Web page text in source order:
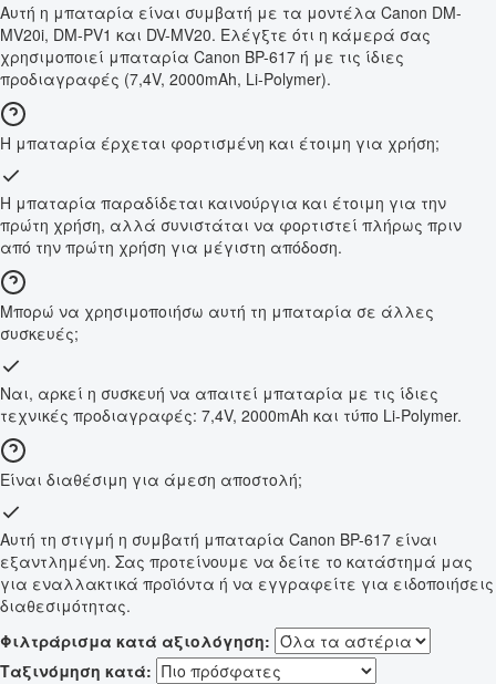
Αυτή η μπαταρία είναι συμβατή με τα μοντέλα Canon DM-
MV20i, DM-PV1 και DV-MV20. Ελέγξτε ότι η κάμερά σας
χρησιμοποιεί μπαταρία Canon BP-617 ή με τις ίδιες
προδιαγραφές (7,4V, 2000mAh, Li-Polymer).
Η μπαταρία έρχεται φορτισμένη και έτοιμη για χρήση;
Η μπαταρία παραδίδεται καινούργια και έτοιμη για την
πρώτη χρήση, αλλά συνιστάται να φορτιστεί πλήρως πριν
από την πρώτη χρήση για μέγιστη απόδοση.
Μπορώ να χρησιμοποιήσω αυτή τη μπαταρία σε άλλες
συσκευές;
Ναι, αρκεί η συσκευή να απαιτεί μπαταρία με τις ίδιες
τεχνικές προδιαγραφές: 7,4V, 2000mAh και τύπο Li-Polymer.
Είναι διαθέσιμη για άμεση αποστολή;
Αυτή τη στιγμή η συμβατή μπαταρία Canon BP-617 είναι
εξαντλημένη. Σας προτείνουμε να δείτε το κατάστημά μας
για εναλλακτικά προϊόντα ή να εγγραφείτε για ειδοποιήσεις
διαθεσιμότητας.
Φιλτράρισμα κατά αξιολόγηση:
Ταξινόμηση κατά: